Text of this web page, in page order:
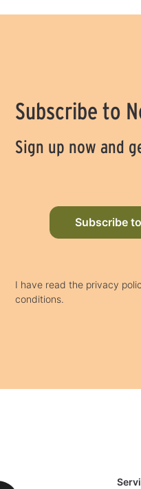
Subscribe to
Sign up now and
Subscribe
I have read the privacy
conditions.